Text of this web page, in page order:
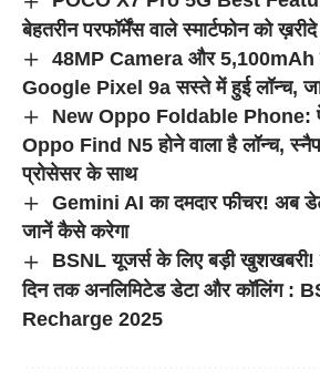
बेहतरीन परफॉर्मेंस वाले स्मार्टफोन को
48MP Camera और 5,100mAh
Google Pixel 9a सस्ते में हुई लॉन्च,
New Oppo Foldable Phone:
Oppo Find N5 होने वाला है लॉन्च,
प्रोसेसर के साथ
Gemini AI का दमदार फीचर! अब
जानें कैसे करेगा
BSNL यूजर्स के लिए बड़ी खुशखबरी!
दिन तक अनलिमिटेड डेटा और कॉलिंग :
Recharge 2025